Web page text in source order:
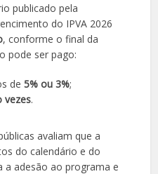
publicado pela
do IPVA 2026
, conforme o final da
pode ser pago:
de5% ou 3%;
vezes.
avaliam que a
do calendário e do
a adesão ao programa e